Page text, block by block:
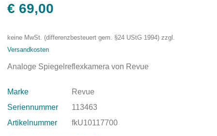
€ 69,00
keine MwSt. (differenzbesteuert gem. §24 UStG 1994) zzgl.
Versandkosten
Analoge Spiegelreflexkamera von Revue
Marke
Revue
Seriennummer
113463
Artikelnummer
fkU10117700